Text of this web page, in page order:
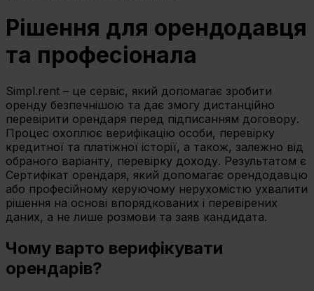
Рішення для орендодавця
та професіонала
Simpl.rent – це сервіс, який допомагає зробити
оренду безпечнішою та дає змогу дистанційно
перевірити орендаря перед підписанням договору.
Процес охоплює верифікацію особи, перевірку
кредитної та платіжної історії, а також, залежно від
обраного варіанту, перевірку доходу. Результатом є
Сертифікат орендаря, який допомагає орендодавцю
або професійному керуючому нерухомістю ухвалити
рішення на основі впорядкованих і перевірених
даних, а не лише розмови та заяв кандидата.
Чому варто верифікувати
орендарів?